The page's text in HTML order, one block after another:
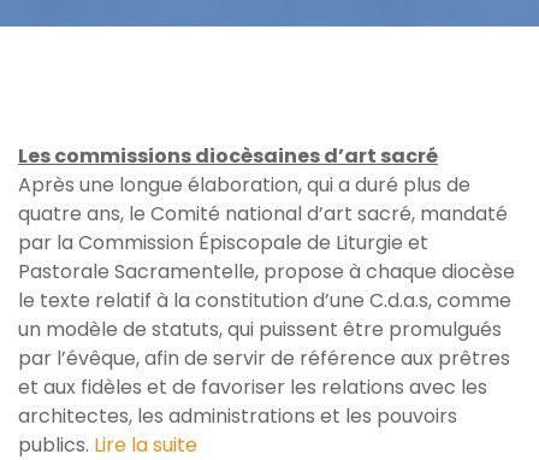
Les commissions diocèsaines d’art sacré
Après une longue élaboration, qui a duré plus de
quatre ans, le Comité national d’art sacré, mandaté
par la Commission Épiscopale de Liturgie et
Pastorale Sacramentelle, propose à chaque diocèse
le texte relatif à la constitution d’une C.d.a.s, comme
un modèle de statuts, qui puissent être promulgués
par l’évêque, afin de servir de référence aux prêtres
et aux fidèles et de favoriser les relations avec les
architectes, les administrations et les pouvoirs
publics. Lire la suite